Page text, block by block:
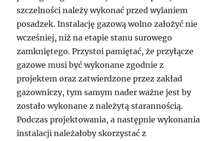
szczelności należy wykonać przed wylaniem
posadzek. Instalację gazową wolno założyć nie
wcześniej, niż na etapie stanu surowego
zamkniętego. Przystoi pamiętać, że przyłącze
gazowe musi być wykonane zgodnie z
projektem oraz zatwierdzone przez zakład
gazowniczy, tym samym nader ważne jest by
zostało wykonane z należytą starannością.
Podczas projektowania, a następnie wykonania
instalacji należałoby skorzystać z